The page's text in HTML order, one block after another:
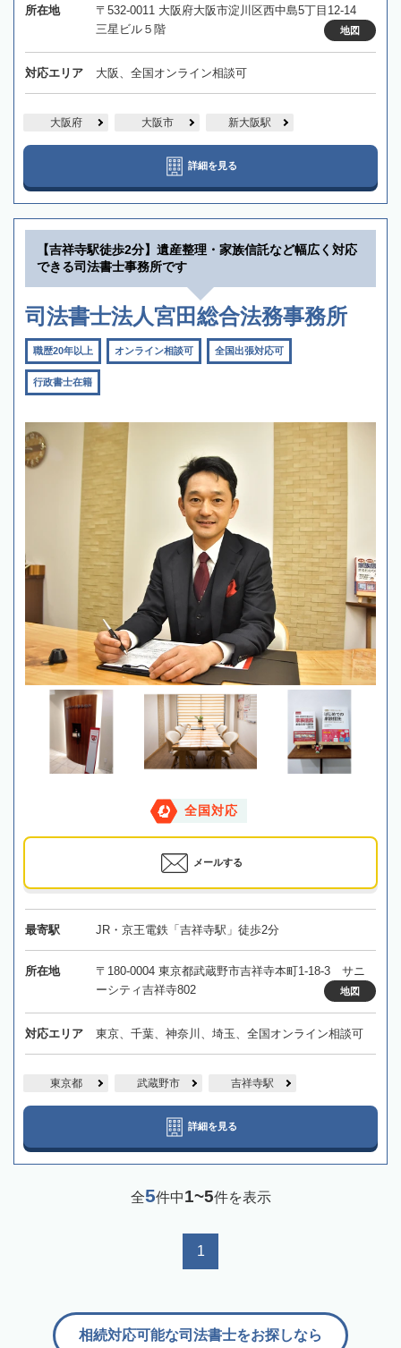
所在地
〒532-0011 大阪府大阪市淀川区西中島5丁目12-14
三星ビル５階
地図
対応エリア 大阪、全国オンライン相談可
大阪府 大阪市 新大阪駅
詳細を見る
【吉祥寺駅徒歩2分】遺産整理・家族信託など幅広く対応
できる司法書士事務所です
司法書士法人宮田総合法務事務所
職歴20年以上 オンライン相談可 全国出張対応可
行政書士在籍
全国対応
メールする
最寄駅 JR・京王電鉄「吉祥寺駅」徒歩2分
所在地
〒180-0004 東京都武蔵野市吉祥寺本町1-18-3 サニ
ーシティ吉祥寺802
地図
対応エリア 東京、千葉、神奈川、埼玉、全国オンライン相談可
東京都 武蔵野市 吉祥寺駅
詳細を見る
全5件中1~5件を表示
1
相続対応可能な司法書士をお探しなら